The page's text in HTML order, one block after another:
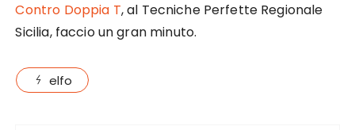
Contro Doppia T, al Tecniche Perfette Regionale
Sicilia, faccio un gran minuto.
elfo